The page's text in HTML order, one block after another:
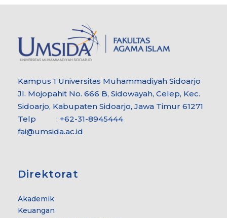
Kampus 1 Universitas Muhammadiyah Sidoarjo
Jl. Mojopahit No. 666 B, Sidowayah, Celep, Kec.
Sidoarjo, Kabupaten Sidoarjo, Jawa Timur 61271
Telp : +62-31-8945444
fai@umsida.ac.id
Direktorat
Akademik
Keuangan